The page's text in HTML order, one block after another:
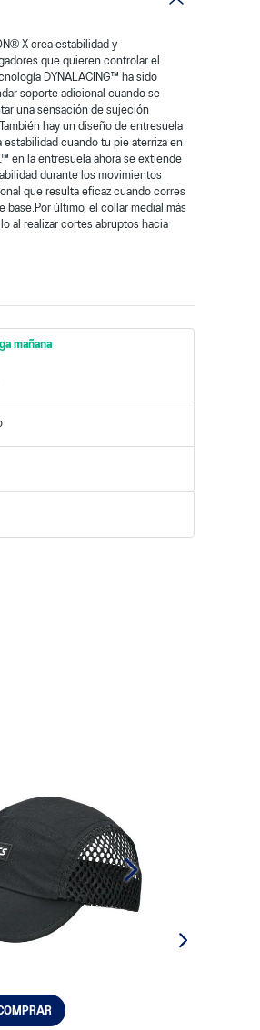
X crea estabilidad y
que quieren controlar el
DYNALACING™ ha sido
soporte adicional cuando se
una sensación de sujeción
hay un diseño de entresuela
estabilidad cuando tu pie aterriza en
en la entresuela ahora se extiende
durante los movimientos
que resulta eficaz cuando corres
base.Por último, el collar medial más
al realizar cortes abruptos hacia
mañana